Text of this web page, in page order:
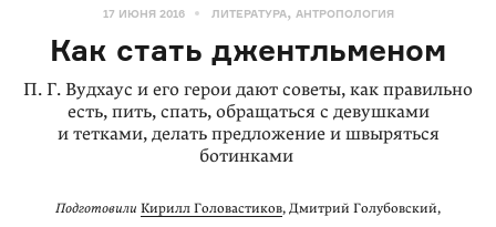
17 ИЮНЯ 2016 ЛИТЕРАТУРА, АНТРОПОЛОГИЯ
Как стать джентльменом
П. Г. Вудхаус и его герои дают советы, как правильно
есть, пить, спать, обращаться с девушками
и тетками, делать предложение и швыряться
ботинками
Подготовили Кирилл Головастиков, Дмитрий Голубовский,